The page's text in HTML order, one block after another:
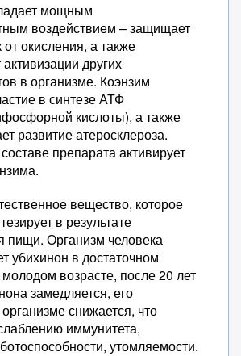
мощным
воздействием – защищает
от окисления, а также
других
в организме. Коэнзим
в синтезе АТФ
кислоты), а также
развитие атеросклероза.
препарата активирует
вещество, которое
в результате
пищи. Организм человека
убихинон в достаточном
молодом возрасте, после 20 лет
замедляется, его
снижается, что
иммунитета,
утомляемости.